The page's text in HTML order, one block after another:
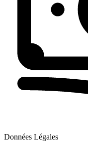
Données Légales